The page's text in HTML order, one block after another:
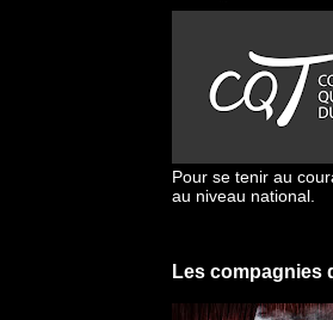
Pour se tenir au
au niveau national.
Les compagnies